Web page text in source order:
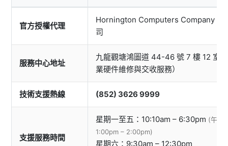
官方授權代理
Hornington Computers Company 漢
司
服務中心地址
九龍觀塘鴻圖道 44-46 號 7 樓 12 室
業硬件維修與交收服務）
技術支援熱線 (852) 3626 9999
支援服務時間
星期一至五：10:10am – 6:30pm (午膳
1:00pm – 2:00pm)
星期六：9:30am – 12:30pm